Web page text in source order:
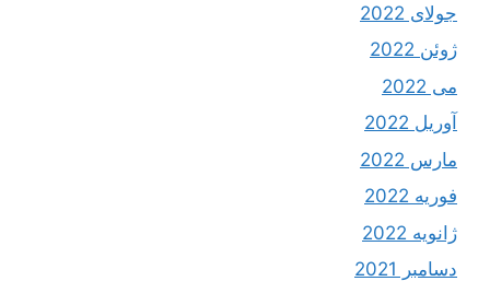
جولای 2022
ژوئن 2022
می 2022
آوریل 2022
مارس 2022
فوریه 2022
ژانویه 2022
دسامبر 2021